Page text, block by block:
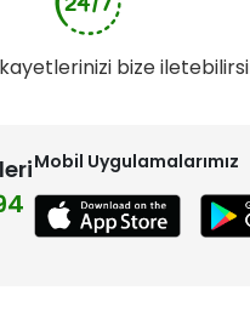
bize
Mobil Uygulamalarımız